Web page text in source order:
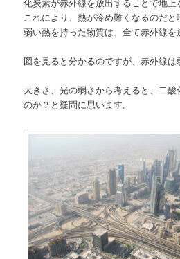
これにより、熱が冷め難くなるのだと
弱い熱を持った物質は、全て赤外線を
図を見ると分かるのですが、赤外線は
大きさ、光の弱さから考えると、二
のか？と疑問に思います。